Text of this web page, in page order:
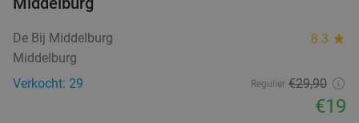
food
44%
salade
Di
9.8 star
26 min.directions_car
De Bij Middelburg 8.3 star
Middelburg
Verkocht: 29
Regulier €29,90
€19